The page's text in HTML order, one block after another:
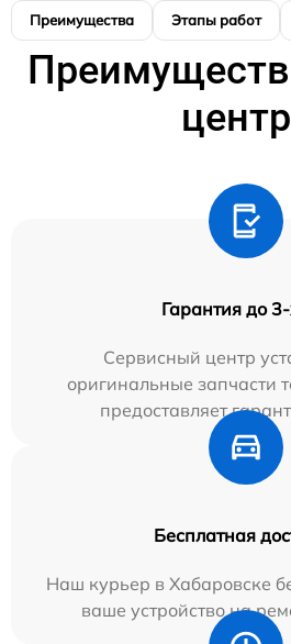
Преимущества Этапы работ
Гарантия до
Сервисный центр
оригинальные запчасти
предоставляет
Бесплатная
Наш курьер в Хабаровске
ваше устройство на